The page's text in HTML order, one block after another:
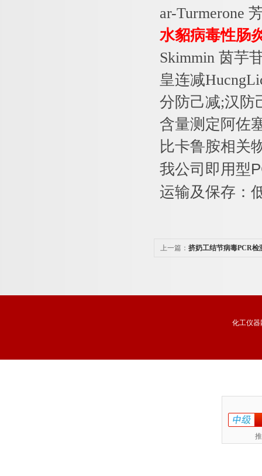
ar-Turmerone
水貂病毒性肠
Skimmin 茵芋
皇连减
分防己减;汉防
含量测定阿佐
比卡鲁胺相关
我公司即用型
运输及保存：
上一篇： 挤奶工结节病毒PCR检
化工仪器